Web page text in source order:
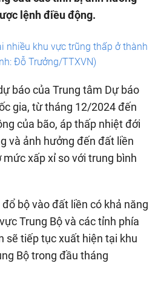
lệnh điều động.
nhiều khu vực trũng thấp ở thành
Đỗ Trưởng/TTXVN)
báo của Trung tâm Dự báo
gia, từ tháng 12/2024 đến
của bão, áp thấp nhiệt đới
và ảnh hưởng đến đất liền
xấp xỉ so với trung bình
bộ vào đất liền có khả năng
Trung Bộ và các tỉnh phía
sẽ tiếp tục xuất hiện tại khu
Bộ trong đầu tháng